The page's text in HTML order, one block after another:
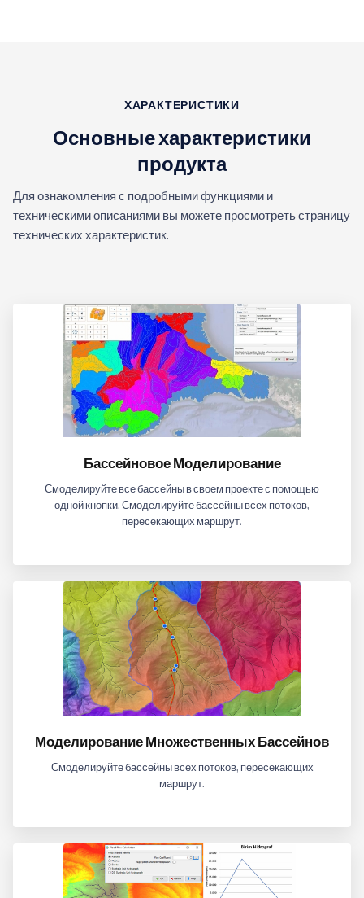
ХАРАКТЕРИСТИКИ
Основные характеристики
продукта
Для ознакомления с подробными функциями и
техническими описаниями вы можете просмотреть страницу
технических характеристик.
Бассейновое Моделирование
Смоделируйте все бассейны в своем проекте с помощью
одной кнопки. Смоделируйте бассейны всех потоков,
пересекающих маршрут.
Моделирование Множественных Бассейнов
Смоделируйте бассейны всех потоков, пересекающих
маршрут.